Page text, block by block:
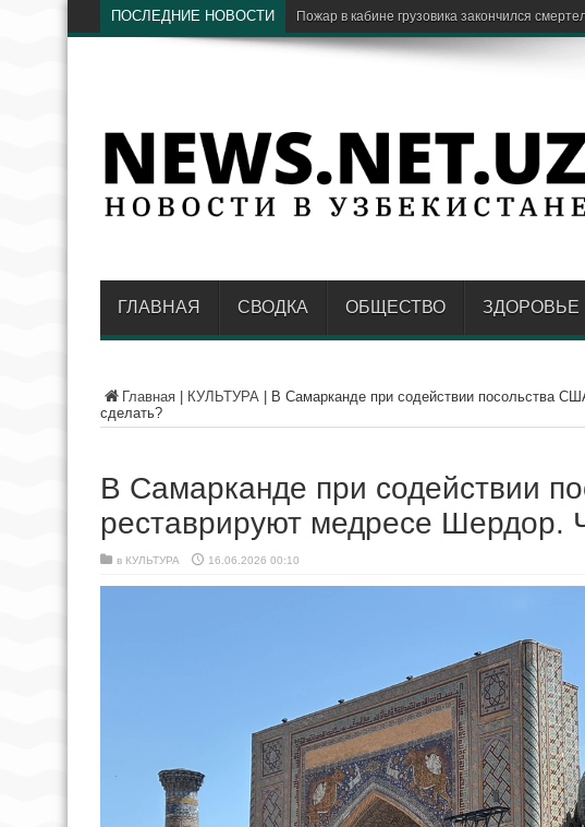
ПОСЛЕДНИЕ НОВОСТИ В Узбекистане раскрыли очеред
ГЛАВНАЯ СВОДКА ОБЩЕСТВО ЗДОРОВЬЕ
Главная КУЛЬТУРА
В Самарканде при содействии посольства
сделать?
В Самарканде при содействии
реставрируют медресе Шердор.
в КУЛЬТУРА 16.06.2026 00:10